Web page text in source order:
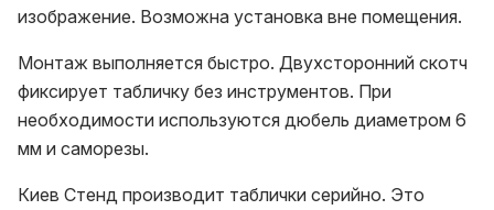
изображение. Возможна установка вне помещения.
Монтаж выполняется быстро. Двухсторонний скотч
фиксирует табличку без инструментов. При
необходимости используются дюбель диаметром 6
мм и саморезы.
Киев Стенд производит таблички серийно. Это